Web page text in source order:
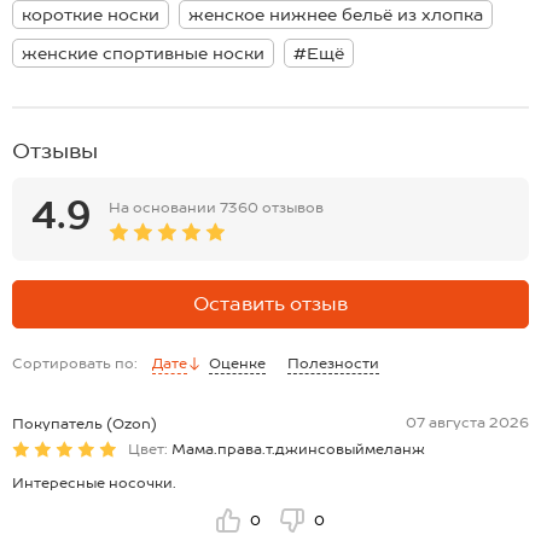
Высокие носки для женщин отлично облегают ступни. Синие
носочки с удобной резинкой не сползают и не перекручиваются на
ногах.
Независимо от того, где вы находитесь или что делаете, хлопковые
короткие носки
женское нижнее бельё из хлопка
женские спортивные носки
#Ещё
Отзывы
4.9 На основании 7360 отзывов
Оставить отзыв
Сортировать по: Дате Оценке Полезности
Покупатель (Ozon)
07 августа 2026
Цвет: Мама.права.т.джинсовыймеланж
Интересные носочки.
0 0